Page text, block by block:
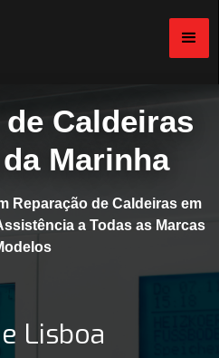
Caldeiras
Marinha
Reparação de Caldeiras em
a Todas as Marcas
Lisboa